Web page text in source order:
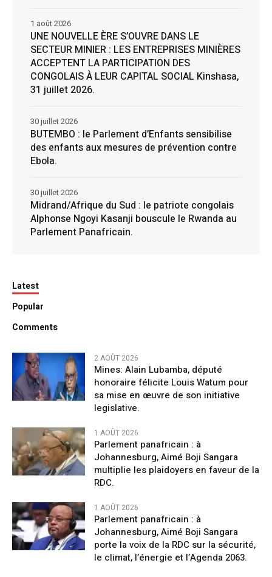
UNE NOUVELLE ÈRE S’OUVRE DANS LE
SECTEUR MINIER : LES ENTREPRISES MINIÈRES
ACCEPTENT LA PARTICIPATION DES
CONGOLAIS À LEUR CAPITAL SOCIAL Kinshasa,
31 juillet 2026.
1 août 2026
BUTEMBO : le Parlement d’Enfants sensibilise
des enfants aux mesures de prévention contre
Ebola.
30 juillet 2026
Midrand/Afrique du Sud : le patriote congolais
Alphonse Ngoyi Kasanji bouscule le Rwanda au
Parlement Panafricain.
30 juillet 2026
Latest
Popular
Comments
2 AOÛT 2026
Mines: Alain Lubamba, député
honoraire félicite Louis Watum pour
sa mise en œuvre de son initiative
legislative.
1 AOÛT 2026
Parlement panafricain : à
Johannesburg, Aimé Boji Sangara
multiplie les plaidoyers en faveur de la
RDC.
1 AOÛT 2026
Parlement panafricain : à
Johannesburg, Aimé Boji Sangara
porte la voix de la RDC sur la sécurité,
le climat, l’énergie et l’Agenda 2063.